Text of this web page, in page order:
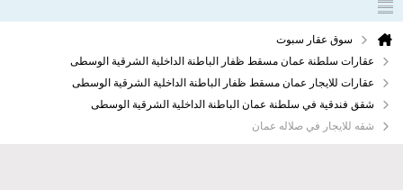
سوق عقار سبوت
عقارات سلطنة عمان مسقط ظفار الباطنة الداخلية الشرقية الوسطى
عقارات للايجار عمان مسقط ظفار الباطنة الداخلية الشرقية الوسطى
شقق فندقية في سلطنة عمان الباطنة الداخلية الشرقية الوسطى
شقه للايجار في صلاله عمان